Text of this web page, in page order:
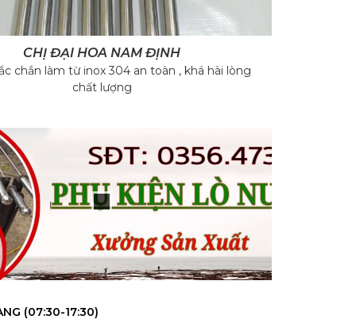
CHỊ ĐẠI HOA NAM ĐỊNH
chắn làm từ inox 304 an toàn , khá hài lòng
chất lượng
(07:30-17:30)